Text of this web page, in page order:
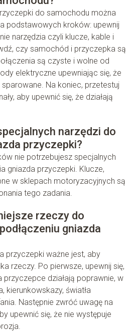
do samochodu można
podstawowych kroków: upewnij
narzędzia czyli klucze, kable i
czy samochód i przyczepka są
są czyste i wolne od
elektryczne upewniając się, że
Na koniec, przetestuj
aby upewnić się, że działają
narzędzi do
przyczepki?
nie potrzebujesz specjalnych
gniazda przyczepki. Klucze,
w sklepach motoryzacyjnych są
tego zadania.
rzeczy do
gniazda
przyczepki ważne jest, aby
rzeczy. Po pierwsze, upewnij się,
przyczepce działają poprawnie, w
kierunkowskazy, światła
Następnie zwróć uwagę na
upewnić się, że nie występuje